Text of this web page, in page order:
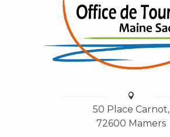
50 Place Carnot,
72600 Mamers